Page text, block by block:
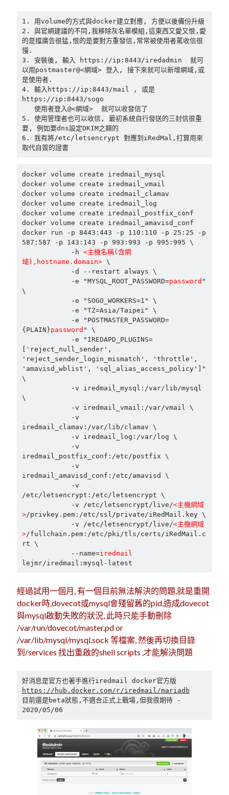
一個人的武林 品質管理系統 單車
分類
android
github
mindmap
rclone
區塊鏈
技術
書
未分類
王道
軟體介紹
閑聊
1. 用volume的方式與docker建立對應, 方便以後備份升級
2. 與官網建議的不同,我移除灰名單模組,這東西又愛又恨,愛
的是擋廣告很猛,恨的是要對方重發信,常常被使用者罵收信很
慢.
3. 安裝後, 輸入 https://ip:8443/iredadmin  就可
以用postmaster@<網域> 登入, 接下來就可以新增網域,或
是使用者.
4. 輸入https://ip:8443/mail , 或是
https://ip:8443/sogo
5. 使用管理者也可以收信, 最初系統自行發送的三封信很重
要, 例如要dns設定DKIM之類的
6. 我有將/etc/letsencrypt 對應到iRedMal,打算用來
取代自簽的證書
docker volume create iredmail_mysql
docker volume create iredmail_vmail
docker volume create iredmail_clamav
docker volume create iredmail_log
docker volume create iredmail_postfix_conf
docker volume create iredmail_amavisd_conf
docker run -p 8443:443 -p 110:110 -p 25:25 -p
587:587 -p 143:143 -p 993:993 -p 995:995 \
            -h
<主機名稱(含網
域),hostname.domain> \
            -e "MYSQL_ROOT_PASSWORD=
password "
\
{PLAIN}password " \
['reject_null_sender',
'reject_sender_login_mismatch', 'throttle',
'amavisd_wblist', 'sql_alias_access_policy']"
\
\
iredmail_clamav:/var/lib/clamav \
iredmail_postfix_conf:/etc/postfix \
iredmail_amavisd_conf:/etc/amavisd \
/etc/letsencrypt:/etc/letsencrypt \
            -v /etc/letsencrypt/live/
<主機網域
>/privkey.pem:/etc/ssl/private/iRedMail.key \
            -v /etc/letsencrypt/live/
<主機網域
>/fullchain.pem:/etc/pki/tls/certs/iRedMail.c
rt \
            --name=
iredmail
lejmr/iredmail:mysql-latest
經過試用一個月, 有一個目前無法解決的問題,就是重開
docker時,dovecot或mysql會殘留舊的pid,造成dovecot
與mysql啟動失敗的狀況, 此時只能手動刪除
/var/run/dovecot/master.pd or
/var/lib/mysql/mysql.sock 等檔案, 然後再切換目錄
到/services 找出重啟的shell scripts ,才能解決問題
https://hub.docker.com/r/iredmail/mariadb
目前還是beta狀態,不適合正式上戰場,但我很期待 -
2020/05/06